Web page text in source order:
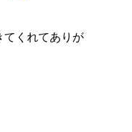
てくれてありが